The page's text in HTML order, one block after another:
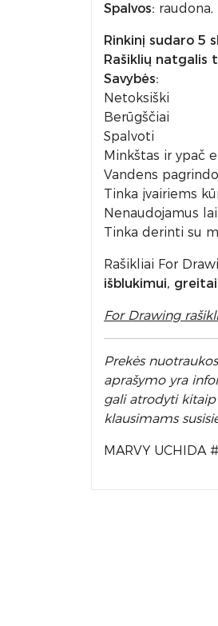
Spalvos:
Rinkinį sudaro 5
Rašiklių natgalis
Savybės:
Netoksiški
Berūgščiai
Spalvoti
Minkštas ir ypač
Vandens
Tinka įvairiems
Nenaudojamus
Tinka derinti su
Rašikliai For
išblukimui,
For Drawing
Prekės
aprašymo yra
gali atrodyti kitaip
klausimams
MARVY UCHIDA